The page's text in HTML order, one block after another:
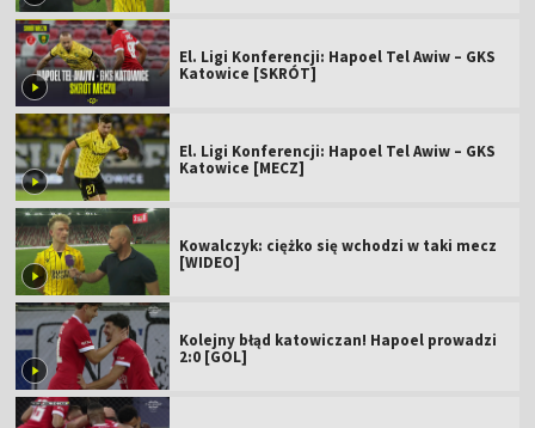
El. Ligi Konferencji: Hapoel Tel Awiw – GKS
Katowice [SKRÓT]
El. Ligi Konferencji: Hapoel Tel Awiw – GKS
Katowice [MECZ]
Kowalczyk: ciężko się wchodzi w taki mecz
[WIDEO]
Kolejny błąd katowiczan! Hapoel prowadzi
2:0 [GOL]